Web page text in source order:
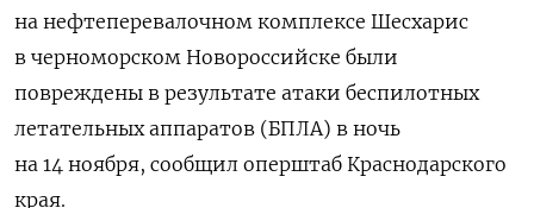
на нефтеперевалочном комплексе Шесхарис
в черноморском Новороссийске были
повреждены в результате атаки беспилотных
летательных аппаратов (БПЛА) в ночь
на 14 ноября, сообщил оперштаб Краснодарского
края.